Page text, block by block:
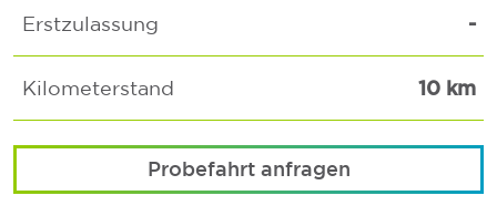
Erstzulassung -
Kilometerstand 10 km
Probefahrt anfragen